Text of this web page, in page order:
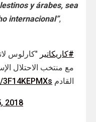
y árabes, sea
internacional”,
#كاريكاتير "كارلوس
مع منتخب الاحتلال
القادم
2018